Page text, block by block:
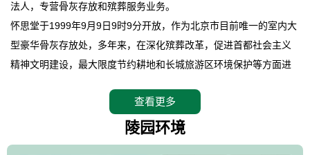
法人，专营骨灰存放和殡葬服务业务。
怀思堂于1999年9月9日9时9分开放，作为北京市目前唯一的室内大
型豪华骨灰存放处，多年来，在深化殡葬改革，促进首都社会主义
精神文明建设，最大限度节约耕地和长城旅游区环境保护等方面进
怀思堂辖区面积15万平方米，整体建筑面积5．8万平方米。主体建
筑有：怀思堂豪华墓室、礼祭大厅、随缘阁、百家姓觅宗长廊等。
查看更多
陵园环境